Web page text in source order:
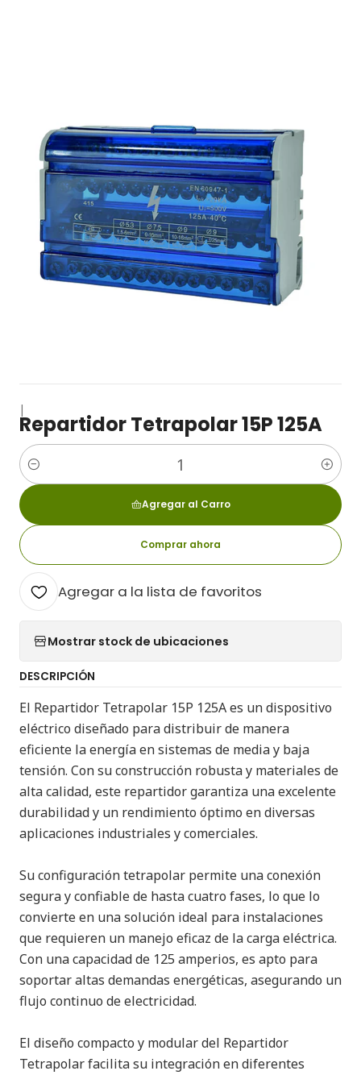
|
Repartidor Tetrapolar 15P 125A
Cantidad
Agregar al Carro
Comprar ahora
Agregar a la lista de favoritos
Mostrar stock de ubicaciones
DESCRIPCIÓN
El Repartidor Tetrapolar 15P 125A es un dispositivo
eléctrico diseñado para distribuir de manera
eficiente la energía en sistemas de media y baja
tensión. Con su construcción robusta y materiales de
alta calidad, este repartidor garantiza una excelente
durabilidad y un rendimiento óptimo en diversas
aplicaciones industriales y comerciales.
Su configuración tetrapolar permite una conexión
segura y confiable de hasta cuatro fases, lo que lo
convierte en una solución ideal para instalaciones
que requieren un manejo eficaz de la carga eléctrica.
Con una capacidad de 125 amperios, es apto para
soportar altas demandas energéticas, asegurando un
flujo continuo de electricidad.
El diseño compacto y modular del Repartidor
Tetrapolar facilita su integración en diferentes